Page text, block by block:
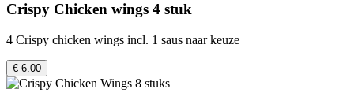
Crispy Chicken wings 4 stuk
4 Crispy chicken wings incl. 1 saus naar keuze
€ 6.00